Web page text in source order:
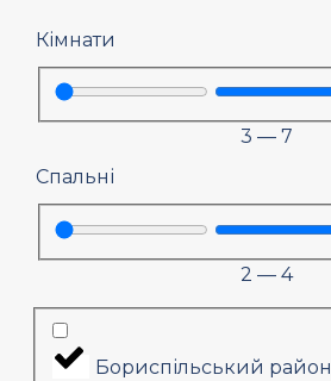
Кімнати
3 — 7
Спальні
2 — 4
Бориспільський район